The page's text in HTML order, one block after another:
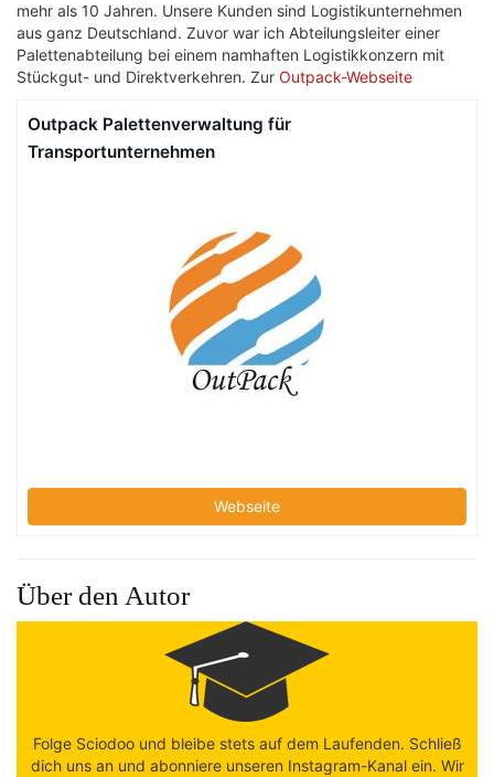
mehr als 10 Jahren. Unsere Kunden sind Logistikunternehmen
aus ganz Deutschland. Zuvor war ich Abteilungsleiter einer
Palettenabteilung bei einem namhaften Logistikkonzern mit
Stückgut- und Direktverkehren. Zur Outpack-Webseite
Outpack Palettenverwaltung für
Transportunternehmen
Webseite
Über den Autor
Folge Sciodoo und bleibe stets auf dem Laufenden. Schließ
dich uns an und abonniere unseren Instagram-Kanal ein. Wir